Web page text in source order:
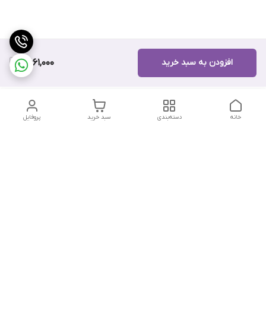
6,661,000 افزودن به سبد خرید
پروفایل سبد خرید دسته‌بندی خانه